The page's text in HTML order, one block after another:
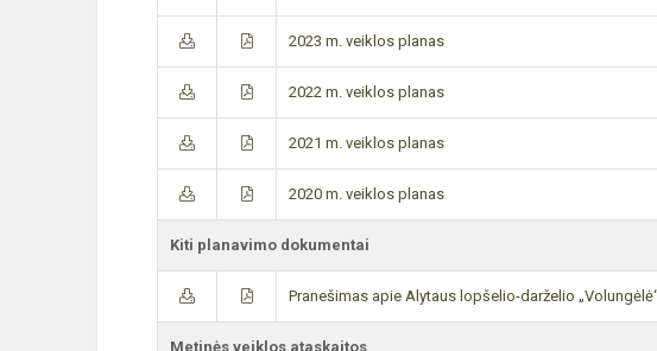
2023 m. veiklos planas
2022 m. veiklos planas
2021 m. veiklos planas
2020 m. veiklos planas
Kiti planavimo dokumentai
Pranešimas apie Alytaus lopšelio-darželio
Metinės veiklos ataskaitos